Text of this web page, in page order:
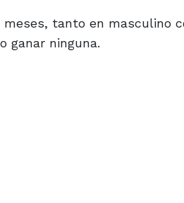
tanto en masculino
ganar ninguna.